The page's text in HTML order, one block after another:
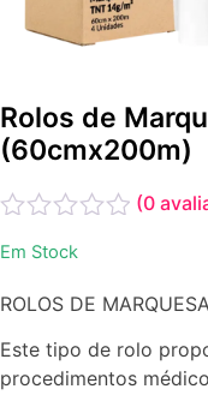
Rolos de
(60cmx200m)
0
5
(0
Em Stock
ROLOS DE
Este tipo de rolo
procedimentos